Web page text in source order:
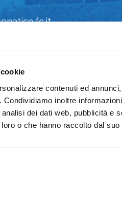
contenuti ed
inoltre
dei dati web, pubblicità e
o che hanno raccolto dal